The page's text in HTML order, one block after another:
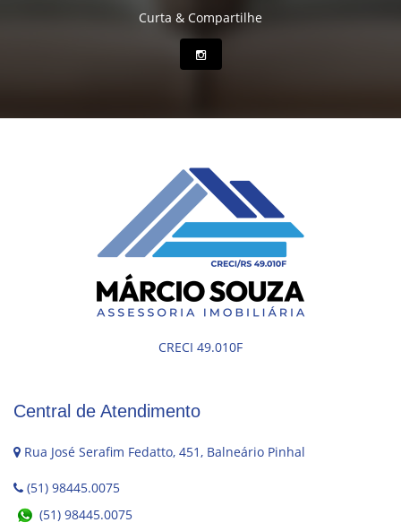
Curta & Compartilhe
CRECI 49.010F
Central de Atendimento
Rua José Serafim Fedatto, 451, Balneário Pinhal
(51) 98445.0075
(51) 98445.0075